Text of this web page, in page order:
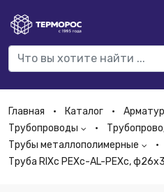
Главная Каталог
Трубопроводы
Трубы металлополимерные
Труба RIXc PEXc-AL-PEXc,